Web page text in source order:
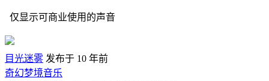
仅显示可商业使用的声音
目光迷雾 发布于 10 年前
奇幻梦境音乐